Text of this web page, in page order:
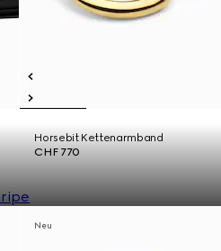
Horsebit Kettenarmband
CHF 770
Neu